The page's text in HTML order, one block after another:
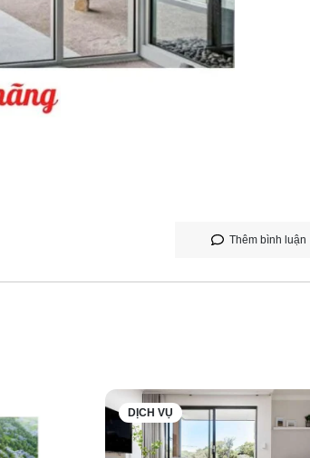
Thêm bình luận
DỊCH VỤ